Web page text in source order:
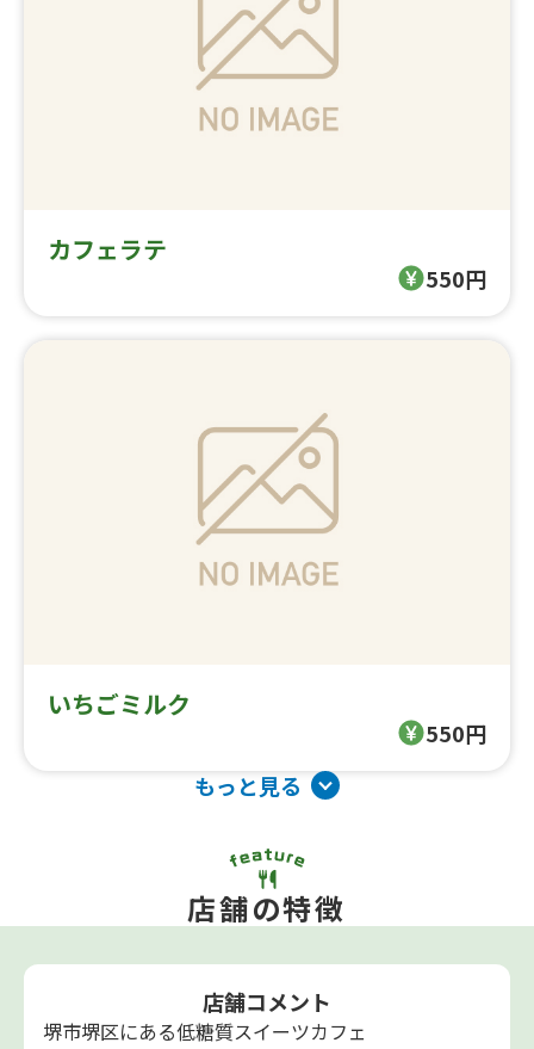
カフェラテ
550円
いちごミルク
550円
もっと見る
店舗の特徴
店舗コメント
堺市堺区にある低糖質スイーツカフェ